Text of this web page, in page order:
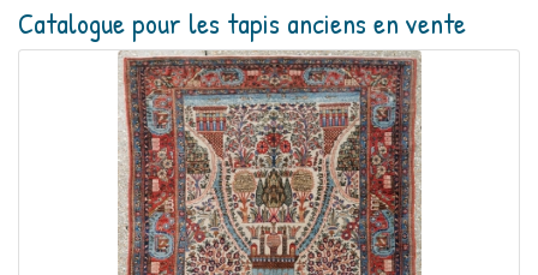
Catalogue pour les tapis anciens en vente